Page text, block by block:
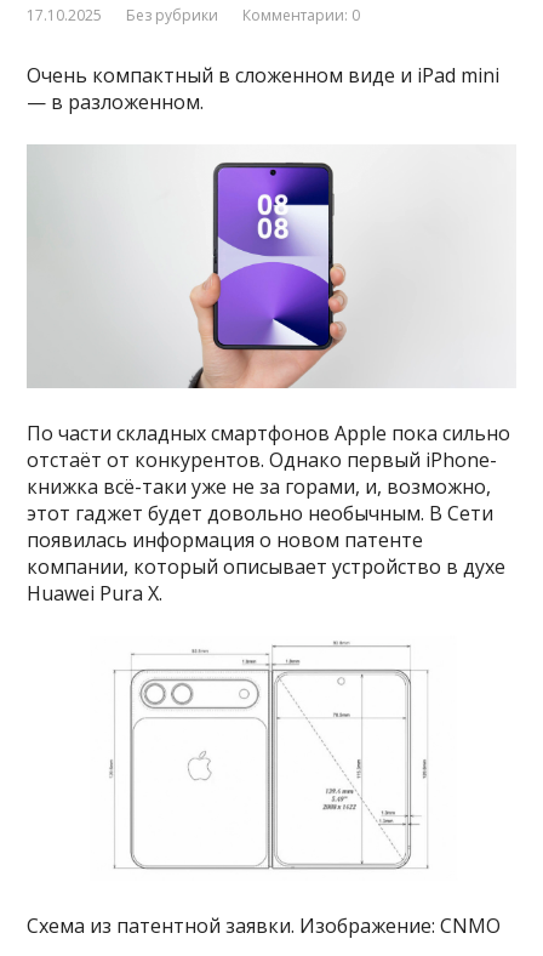
17.10.2025 Без рубрики Комментарии: 0
Очень компактный в сложенном виде и iPad mini
— в разложенном.
По части складных смартфонов Apple пока сильно
отстаёт от конкурентов. Однако первый iPhone-
книжка всё-таки уже не за горами, и, возможно,
этот гаджет будет довольно необычным. В Сети
появилась информация о новом патенте
компании, который описывает устройство в духе
Huawei Pura X.
Схема из патентной заявки. Изображение: CNMO